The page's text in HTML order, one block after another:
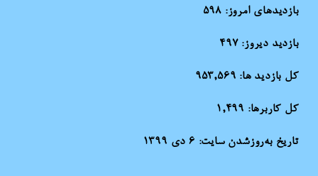
بازدیدهای امروز:598
بازدید دیروز:497
کل بازدید ها: 953,569
کل کاربرها: 1,499
تاریخ به‌روزشدن سایت: ۶ دی ۱۳۹۹